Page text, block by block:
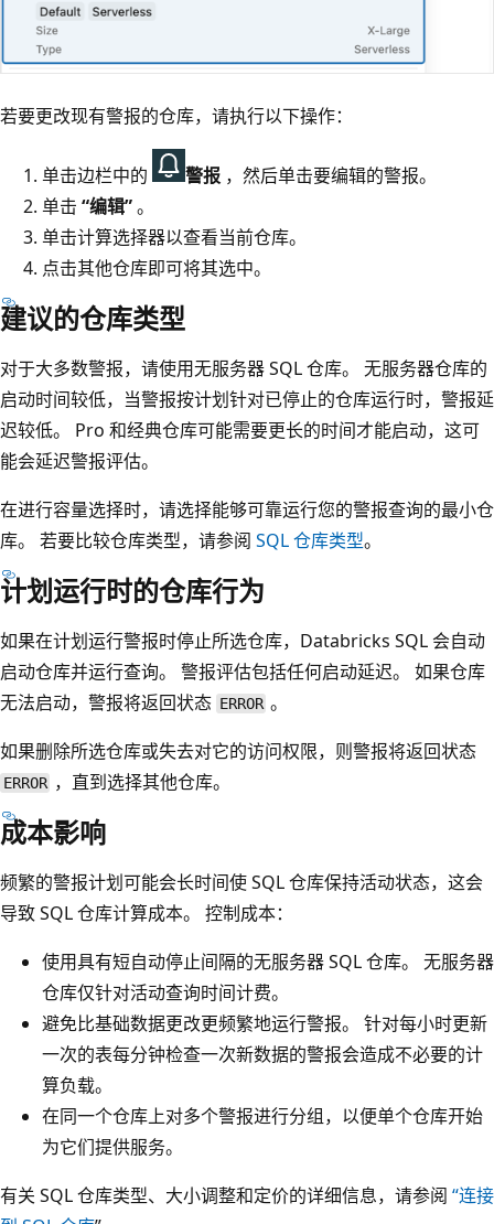
若要更改现有警报的仓库，请执行以下操作：
单击边栏中的 警报 ，然后单击要编辑的警报。
单击 “编辑”。
单击计算选择器以查看当前仓库。
点击其他仓库即可将其选中。
建议的仓库类型
对于大多数警报，请使用无服务器 SQL 仓库。 无服务器仓库的
启动时间较低，当警报按计划针对已停止的仓库运行时，警报延
迟较低。 Pro 和经典仓库可能需要更长的时间才能启动，这可
能会延迟警报评估。
在进行容量选择时，请选择能够可靠运行您的警报查询的最小仓
库。 若要比较仓库类型，请参阅 SQL 仓库类型。
计划运行时的仓库行为
如果在计划运行警报时停止所选仓库，Databricks SQL 会自动
启动仓库并运行查询。 警报评估包括任何启动延迟。 如果仓库
无法启动，警报将返回状态 ERROR 。
如果删除所选仓库或失去对它的访问权限，则警报将返回状态
ERROR ，直到选择其他仓库。
成本影响
频繁的警报计划可能会长时间使 SQL 仓库保持活动状态，这会
导致 SQL 仓库计算成本。 控制成本：
使用具有短自动停止间隔的无服务器 SQL 仓库。 无服务器
仓库仅针对活动查询时间计费。
避免比基础数据更改更频繁地运行警报。 针对每小时更新
一次的表每分钟检查一次新数据的警报会造成不必要的计
算负载。
在同一个仓库上对多个警报进行分组，以便单个仓库开始
为它们提供服务。
有关 SQL 仓库类型、大小调整和定价的详细信息，请参阅 “连接